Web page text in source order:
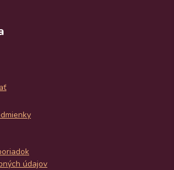
údajov